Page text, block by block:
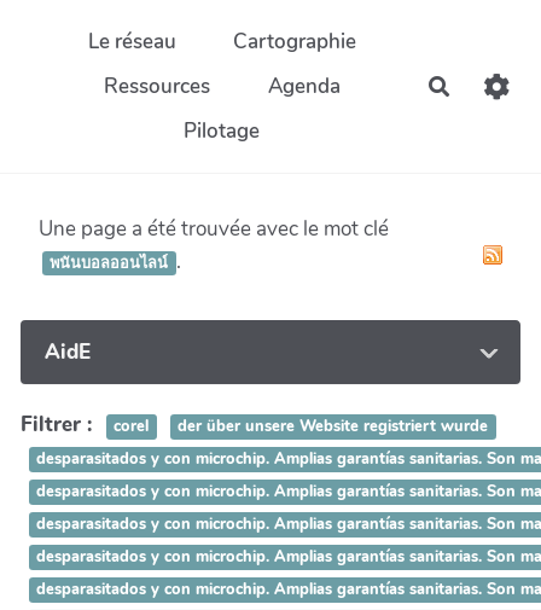
Aller au contenu principal
Le réseau
Cartographie
Ressources
Agenda
Pilotage
Une page a été trouvée avec le mot clé
พนันบอลออนไลน์ .
AidE
Filtrer : corel
der über unsere Website registriert wurde
desparasitados y con microchip. Amplias garantías sanitarias. Son
desparasitados y con microchip. Amplias garantías sanitarias. Son
desparasitados y con microchip. Amplias garantías sanitarias. Son
desparasitados y con microchip. Amplias garantías sanitarias. Son
desparasitados y con microchip. Amplias garantías sanitarias. Son